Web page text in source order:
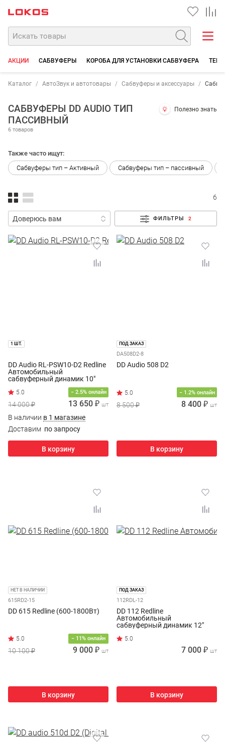
АКЦИИ САБВУФЕРЫ КОРОБА ДЛЯ УСТАНОВКИ САБВУФЕРА
Каталог АвтоЗвук и автотовары Сабвуферы и аксессуары
САБВУФЕРЫ DD AUDIO ТИП
ПАССИВНЫЙ
6 товаров
Полезно знать
Также часто ищут:
Сабвуферы тип – Активный
Сабвуферы тип – пассивный
6
ФИЛЬТРЫ 2
1 ШТ.
DD Audio RL-PSW10-D2 Redline
Автомобильный
сабвуферный динамик 10"
− 2.5% онлайн
14 000 ₽ 13 650 ₽ шт
В наличии в 1 магазине
Доставим по запросу
В корзину
ПОД ЗАКАЗ
DA508D2-8
DD Audio 508 D2
− 1.2% онлайн
8 500 ₽ 8 400 ₽ шт
В корзину
НЕТ В НАЛИЧИИ
615RD2-15
DD 615 Redline (600-1800Вт)
− 11% онлайн
10 100 ₽ 9 000 ₽ шт
В корзину
ПОД ЗАКАЗ
112RDL-12
DD 112 Redline
Автомобильный
сабвуферный динамик 12"
7 000 ₽ шт
В корзину